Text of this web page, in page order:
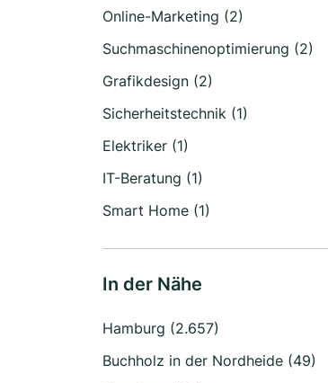
Online-Marketing (2)
Suchmaschinenoptimierung (2)
Grafikdesign (2)
Sicherheitstechnik (1)
Elektriker (1)
IT-Beratung (1)
Smart Home (1)
In der Nähe
Hamburg (2.657)
Buchholz in der Nordheide (49)